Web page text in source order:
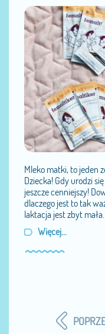
Mleko matki, to jeden
Dziecka! Gdy urodzi
jeszcze cenniejszy!
dlaczego jest to tak
laktacja jest zbyt mała.
Więcej...